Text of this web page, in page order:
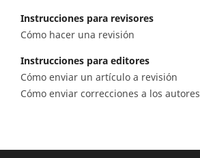
Instrucciones para revisores
Cómo hacer una revisión
Instrucciones para editores
Cómo enviar un artículo a revisión
Cómo enviar correcciones a los autores